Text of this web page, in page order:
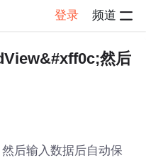
登录 频道
然后
后输入数据后自动保